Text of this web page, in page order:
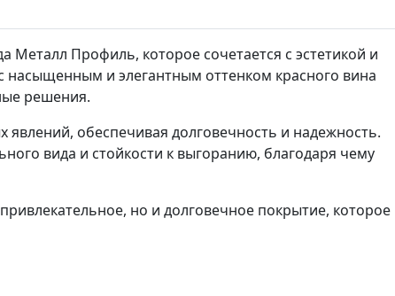
Металл Профиль, которое сочетается с эстетикой и
и элегантным оттенком красного вина
решения.
обеспечивая долговечность и надежность.
вида и стойкости к выгоранию, благодаря чему
но и долговечное покрытие, которое